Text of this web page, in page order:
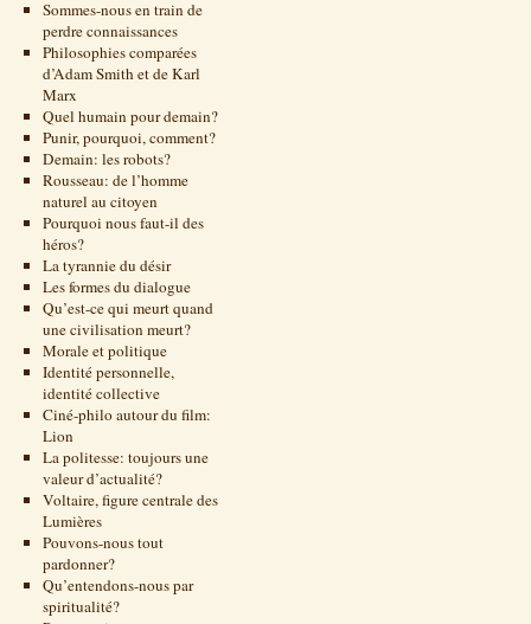
Sommes-nous en train de
perdre connaissances
Philosophies comparées
d’Adam Smith et de Karl
Marx
Quel humain pour demain?
Punir, pourquoi, comment?
Demain: les robots?
Rousseau: de l’homme
naturel au citoyen
Pourquoi nous faut-il des
héros?
La tyrannie du désir
Les formes du dialogue
Qu’est-ce qui meurt quand
une civilisation meurt?
Morale et politique
Identité personnelle,
identité collective
Ciné-philo autour du film:
Lion
La politesse: toujours une
valeur d’actualité?
Voltaire, figure centrale des
Lumières
Pouvons-nous tout
pardonner?
Qu’entendons-nous par
spiritualité?